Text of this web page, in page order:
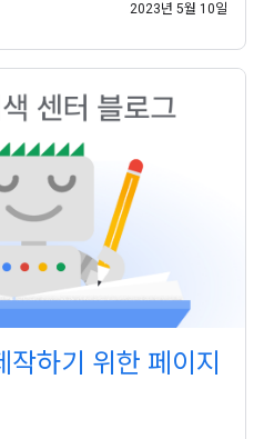
2023년 5월 10일
하기 위한 페이지